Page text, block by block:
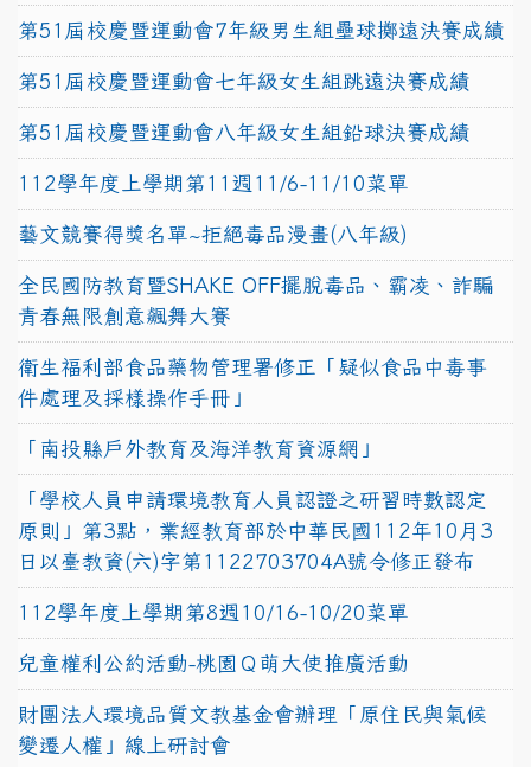
第51屆校慶暨運動會7年級男生組壘球擲遠決賽成績
第51屆校慶暨運動會七年級女生組跳遠決賽成績
第51屆校慶暨運動會八年級女生組鉛球決賽成績
112學年度上學期第11週11/6-11/10菜單
藝文競賽得獎名單~拒絕毒品漫畫(八年級)
全民國防教育暨SHAKE OFF擺脫毒品、霸凌、詐騙
青春無限創意飆舞大賽
衛生福利部食品藥物管理署修正「疑似食品中毒事
件處理及採樣操作手冊」
「南投縣戶外教育及海洋教育資源網」
「學校人員申請環境教育人員認證之研習時數認定
原則」第3點，業經教育部於中華民國112年10月3
日以臺教資(六)字第1122703704A號令修正發布
112學年度上學期第8週10/16-10/20菜單
兒童權利公約活動-桃園Ｑ萌大使推廣活動
財團法人環境品質文教基金會辦理「原住民與氣候
變遷人權」線上研討會